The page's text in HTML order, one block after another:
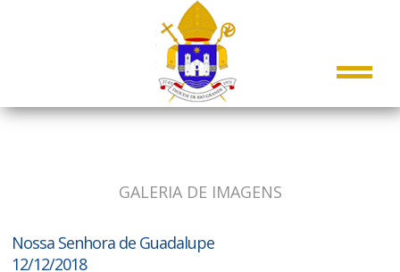
GALERIA DE IMAGENS
Nossa Senhora de Guadalupe
12/12/2018